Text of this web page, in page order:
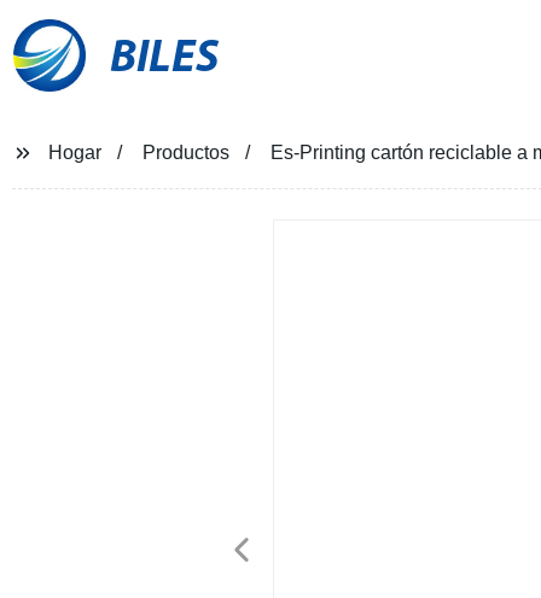
BILES
Hogar Productos Es-Printing cartón reciclable a